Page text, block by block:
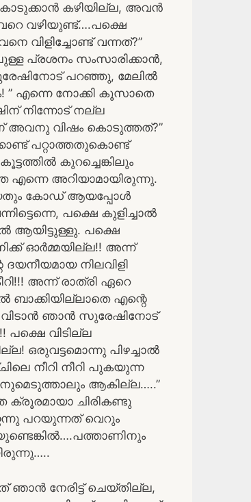
കഴിയില്ല, അവൻ
വഴിയുണ്ട്….പക്ഷെ
വിളിച്ചോണ്ട് വന്നത്?”
പ്രശനം സംസാരിക്കാൻ,
പറഞ്ഞു, മേലിൽ
” എന്നെ നോക്കി കൂസാതെ
നിന്നോട് നല്ല
അവനു വിഷം കൊടുത്തത്?”
പറ്റാത്തതുകൊണ്ട്
കുറച്ചെങ്കിലും
അറിയാമായിരുന്നു.
കോഡ് ആയപ്പോൾ
പക്ഷെ കുളിച്ചാൽ
ആയിട്ടുള്ളു. പക്ഷെ
ഓർമ്മയില്ല!! അന്ന്
നിലവിളി
അന്ന് രാത്രി ഏറെ
എന്റെ
വിടാൻ ഞാൻ സുരേഷിനോട്
വിടില്ല
ഒരുവട്ടമൊന്നു പിഴച്ചാൽ
നീറി നീറി പുകയുന്ന
ആകില്ല…..”
ചിരികണ്ടു
പറയുന്നത് വെറും
നേരിട്ട് ചെയ്തില്ല,